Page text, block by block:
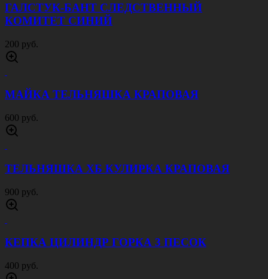
ГАЛСТУК-БАНТ СЛЕДСТВЕННЫЙ
КОМИТЕТ СИНИЙ
200 руб.
МАЙКА ТЕЛЬНЯШКА КРАПОВАЯ
600 руб.
ТЕЛЬНЯШКА ХБ КУЛИРКА КРАПОВАЯ
900 руб.
КЕПКА ЦИЛИНДР ГОРКА 3 ПЕСОК
400 руб.